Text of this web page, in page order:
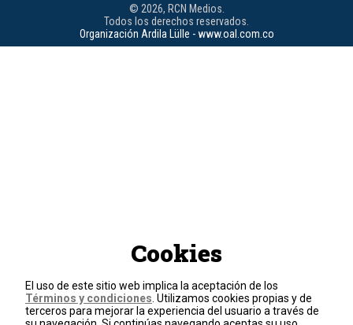
© 2026, RCN Medios.
Todos los derechos reservados.
Organización Ardila Lülle - www.oal.com.co
Cookies
El uso de este sitio web implica la aceptación de los
Términos y condiciones . Utilizamos cookies propias y de
terceros para mejorar la experiencia del usuario a través de